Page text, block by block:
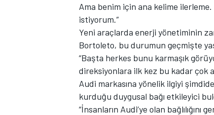
Ama benim için ana kelime
istiyorum.”
Yeni araçlarda enerji yönetiminin
Bortoleto, bu durumun geçmişte
“Başta herkes bunu karmaşık
direksiyonlara ilk kez bu kadar çok
Audi markasına yönelik ilgiyi
kurduğu duygusal bağı etkileyici
“İnsanların Audi’ye olan